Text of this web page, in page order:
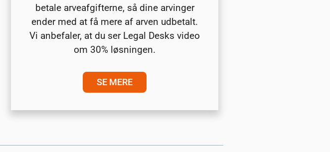
betale arveafgifterne, så dine arvinger
ender med at få mere af arven udbetalt.
Vi anbefaler, at du ser Legal Desks video
om 30% løsningen.
SE MERE